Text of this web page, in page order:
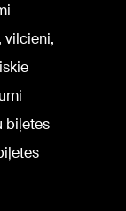
vilcieni,
biļetes